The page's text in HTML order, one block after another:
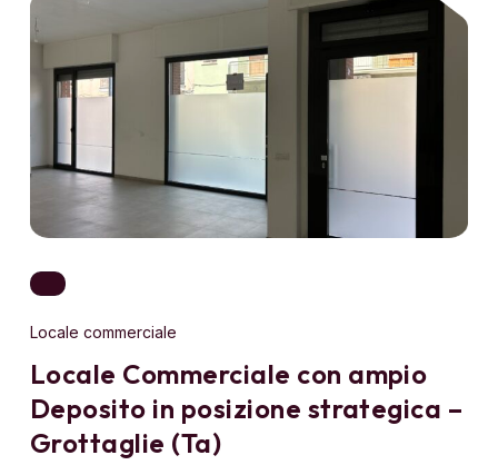
Locale commerciale
Locale Commerciale con ampio
Deposito in posizione strategica –
Grottaglie (Ta)